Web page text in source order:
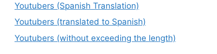
Youtubers (Spanish Translation)
Youtubers (translated to Spanish)
Youtubers (without exceeding the length)